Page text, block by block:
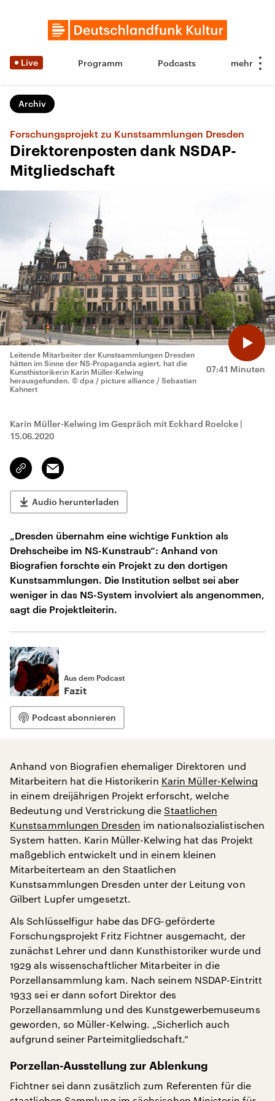
Live Programm Podcasts
Archiv
Forschungsprojekt zu Kunstsammlungen Dresden
Direktorenposten dank NSDAP-
Mitgliedschaft
07:41 Minuten
Leitende Mitarbeiter der Kunstsammlungen Dresden
hätten im Sinne der NS-Propaganda agiert, hat die
Kunsthistorikerin Karin Müller-Kelwing
herausgefunden. © dpa / picture alliance / Sebastian
Kahnert
Karin Müller-Kelwing im Gespräch mit Eckhard Roelcke |
15.06.2020
Link
kopieren/teilen
Email
Audio herunterladen
„Dresden übernahm eine wichtige Funktion als
Drehscheibe im NS-Kunstraub“: Anhand von
Biografien forschte ein Projekt zu den dortigen
Kunstsammlungen. Die Institution selbst sei aber
weniger in das NS-System involviert als angenommen,
sagt die Projektleiterin.
Aus dem Podcast
Fazit
Podcast abonnieren
Anhand von Biografien ehemaliger Direktoren und
Mitarbeitern hat die Historikerin Karin Müller-Kelwing
in einem dreijährigen Projekt erforscht, welche
Bedeutung und Verstrickung die Staatlichen
Kunstsammlungen Dresden im nationalsozialistischen
System hatten. Karin Müller-Kelwing hat das Projekt
maßgeblich entwickelt und in einem kleinen
Mitarbeiterteam an den Staatlichen
Kunstsammlungen Dresden unter der Leitung von
Gilbert Lupfer umgesetzt.
Als Schlüsselfigur habe das DFG-geförderte
Forschungsprojekt Fritz Fichtner ausgemacht, der
zunächst Lehrer und dann Kunsthistoriker wurde und
1929 als wissenschaftlicher Mitarbeiter in die
Porzellansammlung kam. Nach seinem NSDAP-Eintritt
1933 sei er dann sofort Direktor des
Porzellansammlung und des Kunstgewerbemuseums
geworden, so Müller-Kelwing. „Sicherlich auch
aufgrund seiner Parteimitgliedschaft.“
Porzellan-Ausstellung zur Ablenkung
Fichtner sei dann zusätzlich zum Referenten für die